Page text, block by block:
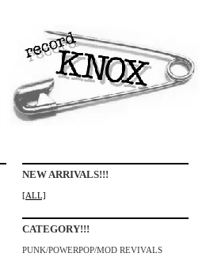
NEW ARRIVALS!!!
[ALL]
CATEGORY!!!
PUNK/POWERPOP/MOD REVIVALS